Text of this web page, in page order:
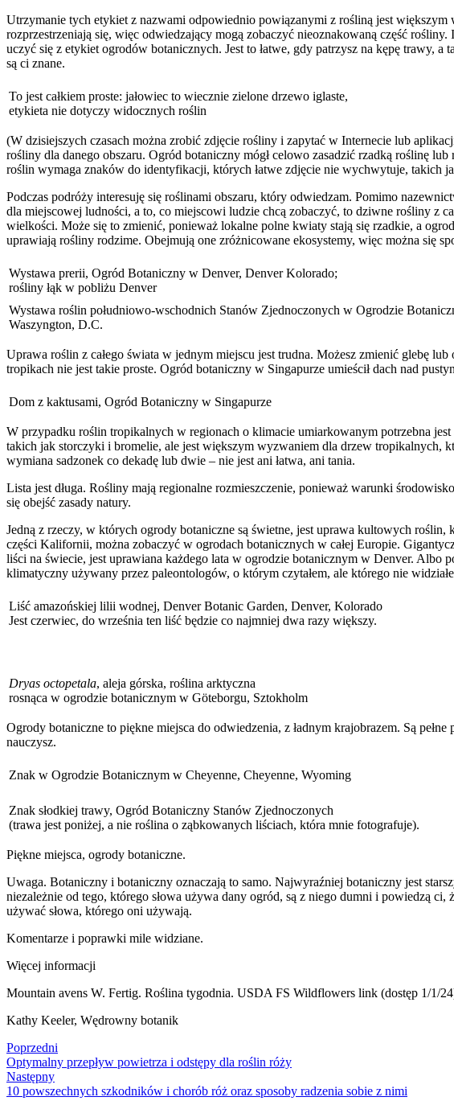
Utrzymanie tych etykiet z nazwami odpowiednio powiązanymi z rośliną jest
rozprzestrzeniają się, więc odwiedzający mogą zobaczyć nieoznakowaną część
uczyć się z etykiet ogrodów botanicznych. Jest to łatwe, gdy patrzysz na kępę trawy,
są ci znane.
To jest całkiem proste: jałowiec to wiecznie zielone drzewo iglaste,
etykieta nie dotyczy widocznych roślin
(W dzisiejszych czasach można zrobić zdjęcie rośliny i zapytać w Internecie lub
rośliny dla danego obszaru. Ogród botaniczny mógł celowo zasadzić rzadką roślinę
roślin wymaga znaków do identyfikacji, których łatwe zdjęcie nie wychwytuje, takich
Podczas podróży interesuję się roślinami obszaru, który odwiedzam. Pomimo
dla miejscowej ludności, a to, co miejscowi ludzie chcą zobaczyć, to dziwne rośliny z
wielkości. Może się to zmienić, ponieważ lokalne polne kwiaty stają się rzadkie, a
uprawiają rośliny rodzime. Obejmują one zróżnicowane ekosystemy, więc można się
Wystawa prerii, Ogród Botaniczny w Denver, Denver Kolorado;
rośliny łąk w pobliżu Denver
Wystawa roślin południowo-wschodnich Stanów Zjednoczonych w Ogrodzie
Waszyngton, D.C.
Uprawa roślin z całego świata w jednym miejscu jest trudna. Możesz zmienić glebę
tropikach nie jest takie proste. Ogród botaniczny w Singapurze umieścił dach nad
Dom z kaktusami, Ogród Botaniczny w Singapurze
W przypadku roślin tropikalnych w regionach o klimacie umiarkowanym potrzebna
takich jak storczyki i bromelie, ale jest większym wyzwaniem dla drzew tropikalnych,
wymiana sadzonek co dekadę lub dwie – nie jest ani łatwa, ani tania.
Lista jest długa. Rośliny mają regionalne rozmieszczenie, ponieważ warunki
się obejść zasady natury.
Jedną z rzeczy, w których ogrody botaniczne są świetne, jest uprawa kultowych
części Kalifornii, można zobaczyć w ogrodach botanicznych w całej Europie.
liści na świecie, jest uprawiana każdego lata w ogrodzie botanicznym w Denver. Albo
klimatyczny używany przez paleontologów, o którym czytałem, ale którego nie
Liść amazońskiej lilii wodnej, Denver Botanic Garden, Denver, Kolorado
Jest czerwiec, do września ten liść będzie co najmniej dwa razy większy.
Dryas octopetala, aleja górska, roślina arktyczna
rosnąca w ogrodzie botanicznym w Göteborgu, Sztokholm
Ogrody botaniczne to piękne miejsca do odwiedzenia, z ładnym krajobrazem. Są
nauczysz.
Znak w Ogrodzie Botanicznym w Cheyenne, Cheyenne, Wyoming
Znak słodkiej trawy, Ogród Botaniczny Stanów Zjednoczonych
(trawa jest poniżej, a nie roślina o ząbkowanych liściach, która mnie fotografuje).
Piękne miejsca, ogrody botaniczne.
Uwaga. Botaniczny i botaniczny oznaczają to samo. Najwyraźniej botaniczny jest
niezależnie od tego, którego słowa używa dany ogród, są z niego dumni i powiedzą
używać słowa, którego oni używają.
Komentarze i poprawki mile widziane.
Więcej informacji
Mountain avens W. Fertig. Roślina tygodnia. USDA FS Wildflowers link (dostęp 1/1/
Kathy Keeler, Wędrowny botanik
Poprzedni
Optymalny przepływ powietrza i odstępy dla roślin róży
Następny
10 powszechnych szkodników i chorób róż oraz sposoby radzenia sobie z nimi